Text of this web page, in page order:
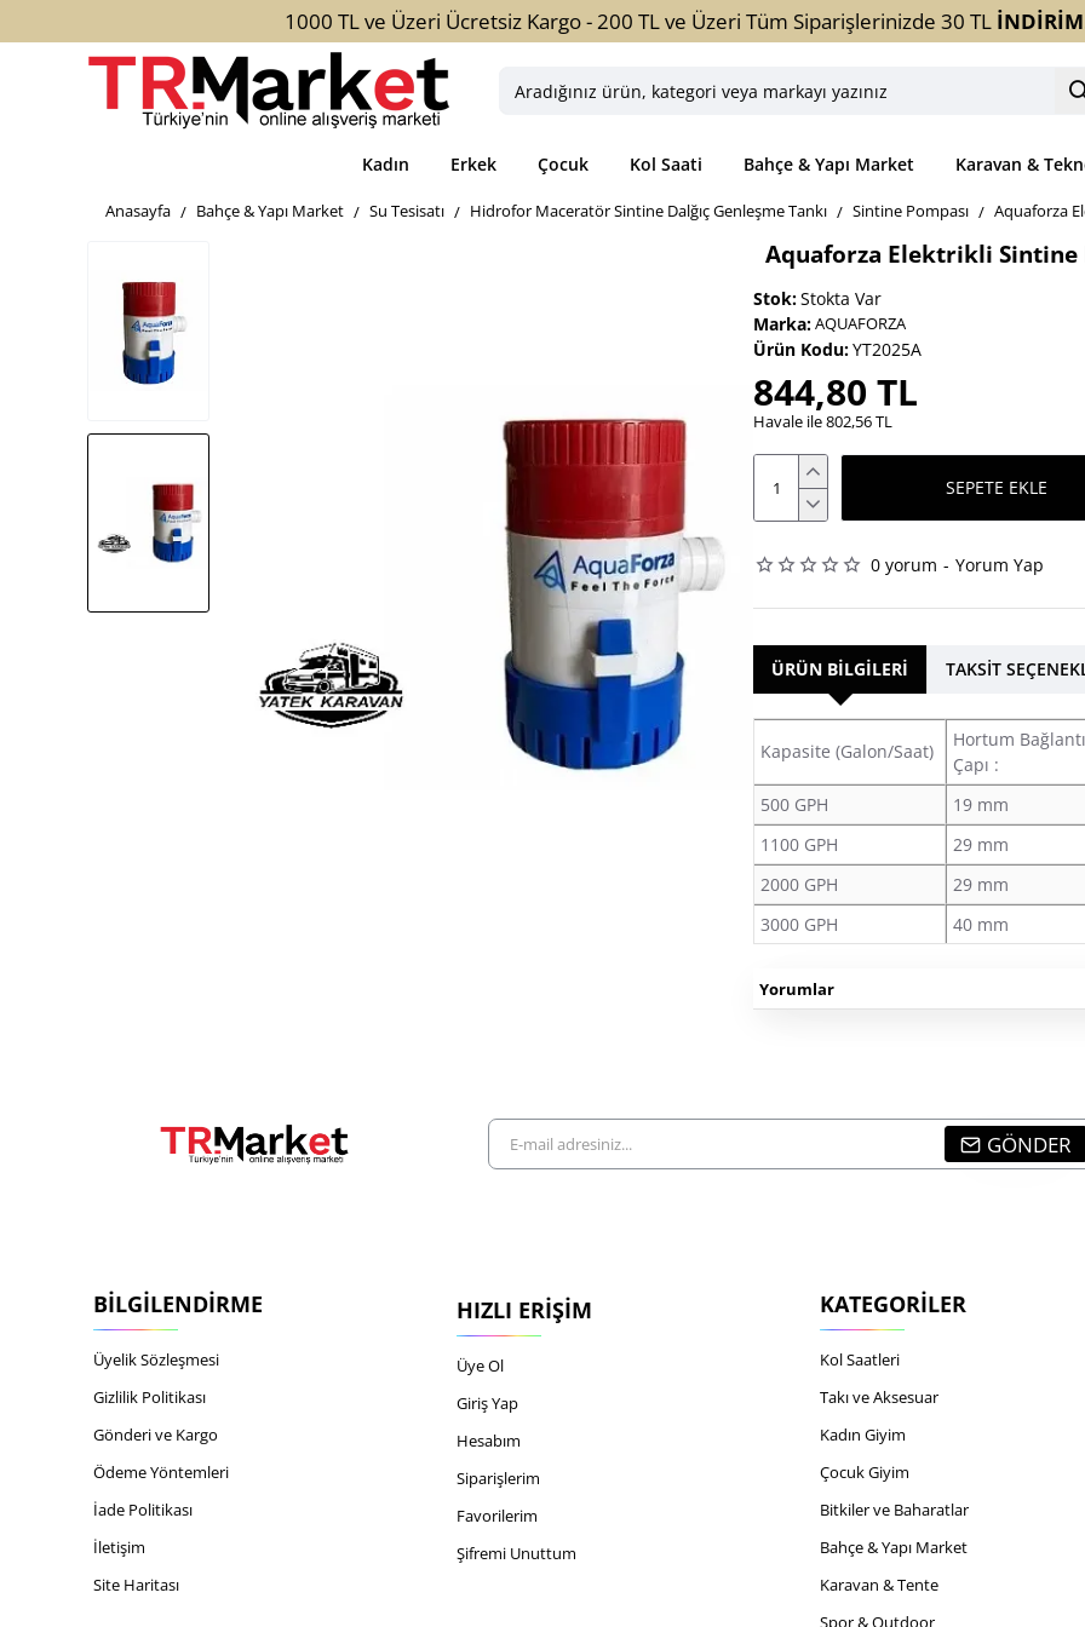
1000 TL ve Üzeri Ücretsiz Kargo - 200 TL ve Üzeri Tüm Siparişlerinizde 30 TL İNDİRİM
Aradığınız
yazınız
Kadın Erkek Çocuk Kol Saati Bahçe & Yapı Market Karavan &
homeBahçe & Yapı Market Su Tesisatı Hidrofor Maceratör Sintine Dalğıç Genleşme Tankı Sintine Pompası Aquaforza
Aquaforza Elektrikli Sintine
Stok:Stokta Var
Marka:AQUAFORZA
Ürün Kodu:YT2025A
0 yorum - Yorum Yap
844,80 TL
Havale ile 802,56 TL
SEPETE EKLE
ÜRÜN BILGILERI TAKSIT
Kapasite (Galon/Saat)
Hortum Bağlantı
Çapı :
500 GPH
19 mm
1100 GPH
29 mm
2000 GPH
29 mm
3000 GPH
40 mm
Yorumlar
E-
mail
adresiniz...
GÖNDER
BILGILENDIRME
Üyelik Sözleşmesi
Gizlilik Politikası
Gönderi ve Kargo
Ödeme Yöntemleri
İade Politikası
İletişim
Site Haritası
HIZLI ERIŞIM
Üye Ol
Giriş Yap
Hesabım
Siparişlerim
Favorilerim
Şifremi Unuttum
KATEGORILER
Kol Saatleri
Takı ve Aksesuar
Kadın Giyim
Çocuk Giyim
Bitkiler ve Baharatlar
Bahçe & Yapı Market
Karavan & Tente
Spor & Outdoor